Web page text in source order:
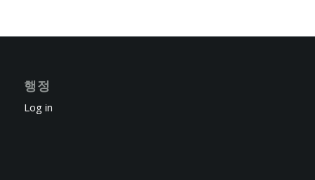
행정
Log in